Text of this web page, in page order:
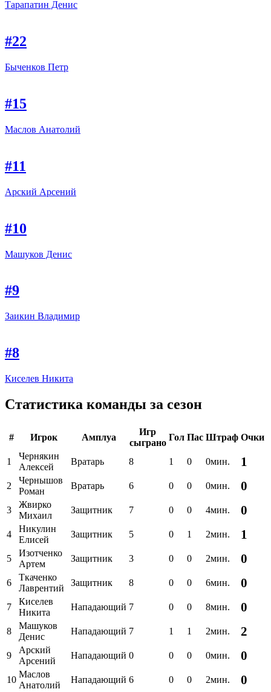
Тарапатин Денис
#22
Быченков Петр
#15
Маслов Анатолий
#11
Арский Арсений
#10
Машуков Денис
#9
Заикин Владимир
#8
Киселев Никита
Статистика команды за сезон
# Игрок Амплуа
Игр
сыграно
Гол Пас Штраф Очки
1
Чернякин
Алексей
Вратарь 8 1 0 0мин. 1
2
Чернышов
Роман
Вратарь 6 0 0 0мин. 0
3
Жвирко
Михаил
Защитник 7 0 0 4мин. 0
4
Никулин
Елисей
Защитник 5 0 1 2мин. 1
5
Изотченко
Артем
Защитник 3 0 0 2мин. 0
6
Ткаченко
Лаврентий
Защитник 8 0 0 6мин. 0
7
Киселев
Никита
Нападающий 7 0 0 8мин. 0
8
Машуков
Денис
Нападающий 7 1 1 2мин. 2
9
Арский
Арсений
Нападающий 0 0 0 0мин. 0
10
Маслов
Анатолий
Нападающий 6 0 0 2мин. 0